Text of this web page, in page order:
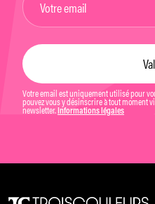
Votre email est uniquement utilisé pour
pouvez vous y désinscrire à tout moment
newsletter. Informations légales